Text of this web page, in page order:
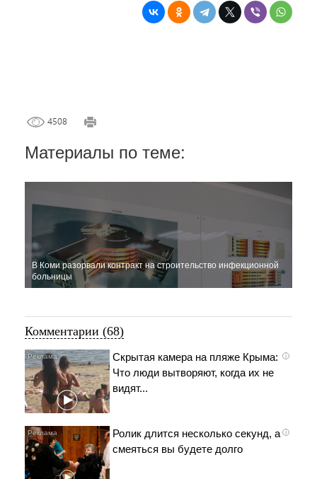
4508
Материалы по теме:
В Коми разорвали контракт на строительство инфекционной
больницы
Комментарии (68)
i
Скрытая камера на пляже Крыма:
Что люди вытворяют, когда их не
видят...
i
Ролик длится несколько секунд, а
смеяться вы будете долго